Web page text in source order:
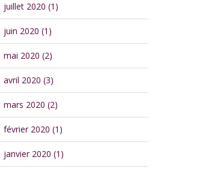
juillet 2020 (1)
juin 2020 (1)
mai 2020 (2)
avril 2020 (3)
mars 2020 (2)
février 2020 (1)
janvier 2020 (1)